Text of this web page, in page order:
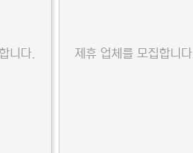
니다. 제휴 업체를 모집합니다.